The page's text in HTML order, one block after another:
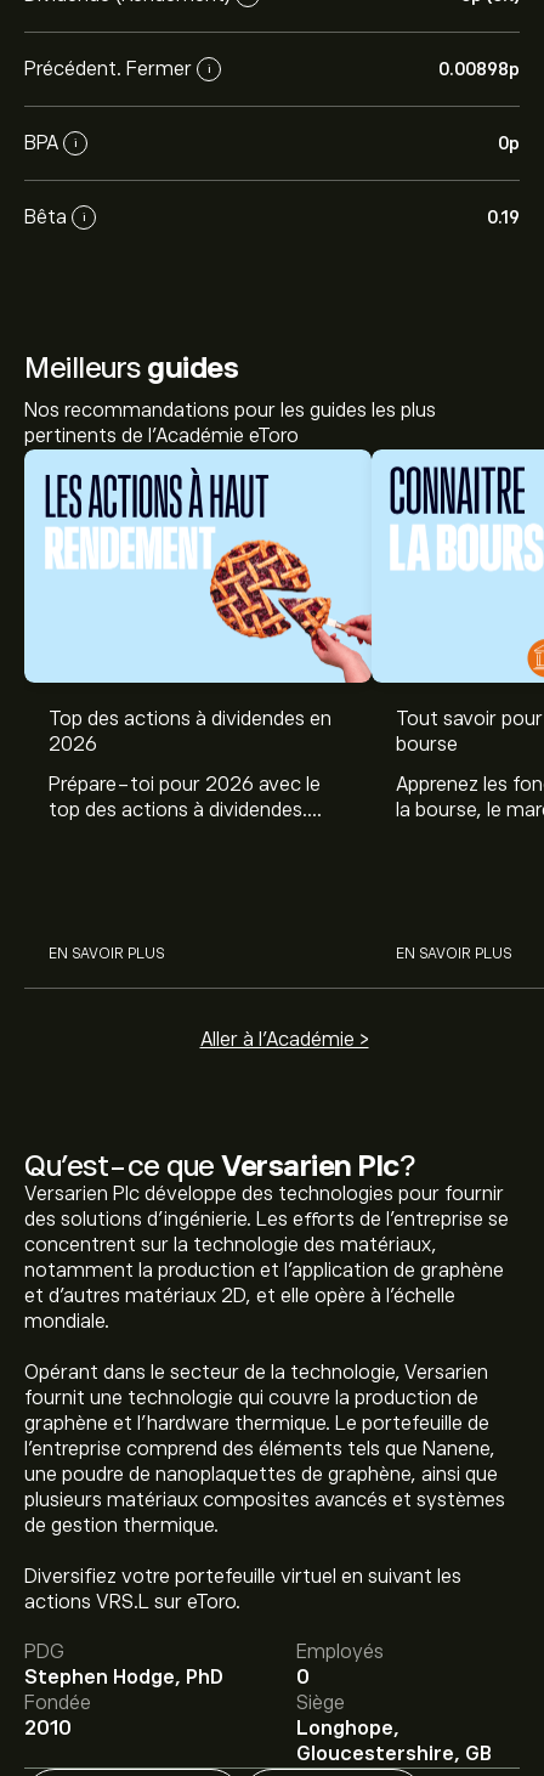
Précédent. Fermer i 0.00898‎p‎
BPA i 0‎p‎
Bêta i 0.19
Qu’est-ce que Versarien Plc?
Versarien Plc développe des technologies pour fournir
des solutions d'ingénierie. Les efforts de l'entreprise se
concentrent sur la technologie des matériaux,
notamment la production et l'application de graphène
et d'autres matériaux 2D, et elle opère à l'échelle
mondiale.
Opérant dans le secteur de la technologie, Versarien
fournit une technologie qui couvre la production de
graphène et l'hardware thermique. Le portefeuille de
l'entreprise comprend des éléments tels que Nanene,
une poudre de nanoplaquettes de graphène, ainsi que
plusieurs matériaux composites avancés et systèmes
de gestion thermique.
Diversifiez votre portefeuille virtuel en suivant les
actions VRS.L sur eToro.
PDG
Stephen Hodge, PhD
Employés
0
Fondée
2010
Siège
Longhope,
Gloucestershire, GB
Meilleurs guides
Nos recommandations pour les guides les plus
pertinents de l'Académie eToro
Top des actions à dividendes en
2026
Prépare-toi pour 2026 avec le
top des actions à dividendes.
EN SAVOIR PLUS
Tout savoir
bourse
Apprenez les
la bourse, le
EN SAVOIR PLUS
Aller à l'Académie >
Le prix actuel de l'action VRS.L est de 0.00898‎p‎.
Le prix cible moyen pour l'action Versarien Plc est de
0.00898‎p‎.
sur eToro pour obtenir des
prévisions détaillées des analystes et les prix cibles.